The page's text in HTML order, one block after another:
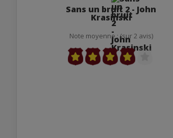
Sans un bruit 2 - John
Krasinski
Note moyenne : (sur 2 avis)